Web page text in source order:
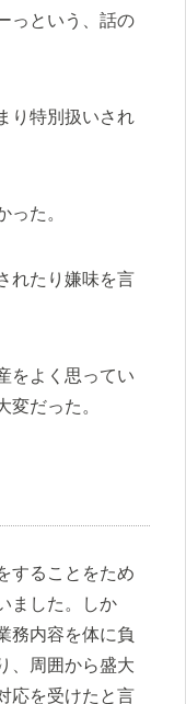
っという、話の
り特別扱いされ
った。
れたり嫌味を言
をよく思ってい
変だった。
することをため
ました。しか
務内容を体に負
、周囲から盛大
応を受けたと言